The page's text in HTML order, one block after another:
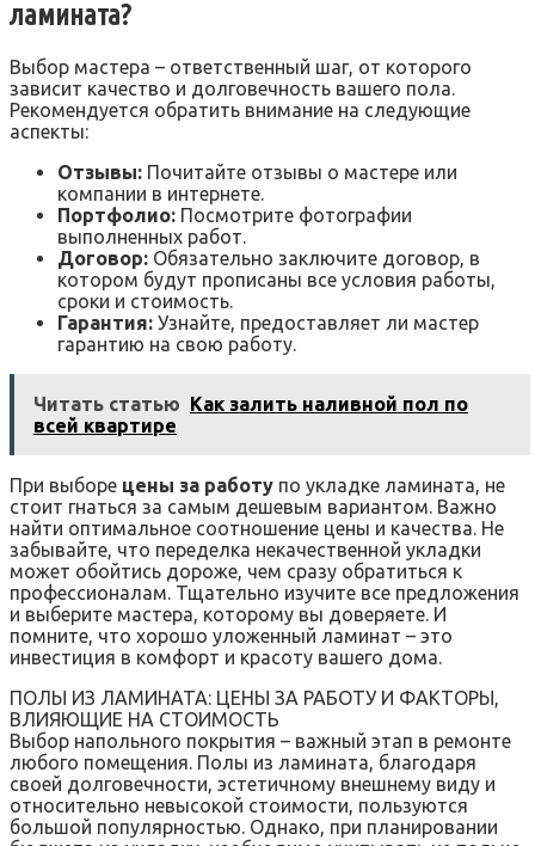
ламината?
Выбор мастера – ответственный шаг, от которого
зависит качество и долговечность вашего пола.
Рекомендуется обратить внимание на следующие
аспекты:
Отзывы: Почитайте отзывы о мастере или
компании в интернете.
Портфолио: Посмотрите фотографии
выполненных работ.
Договор: Обязательно заключите договор, в
котором будут прописаны все условия работы,
сроки и стоимость.
Гарантия: Узнайте, предоставляет ли мастер
гарантию на свою работу.
Читать статью Как залить наливной пол по
всей квартире
При выборе цены за работу по укладке ламината, не
стоит гнаться за самым дешевым вариантом. Важно
найти оптимальное соотношение цены и качества. Не
забывайте, что переделка некачественной укладки
может обойтись дороже, чем сразу обратиться к
профессионалам. Тщательно изучите все предложения
и выберите мастера, которому вы доверяете. И
помните, что хорошо уложенный ламинат – это
инвестиция в комфорт и красоту вашего дома.
ПОЛЫ ИЗ ЛАМИНАТА: ЦЕНЫ ЗА РАБОТУ И ФАКТОРЫ,
ВЛИЯЮЩИЕ НА СТОИМОСТЬ
Выбор напольного покрытия – важный этап в ремонте
любого помещения. Полы из ламината, благодаря
своей долговечности, эстетичному внешнему виду и
относительно невысокой стоимости, пользуются
большой популярностью. Однако, при планировании